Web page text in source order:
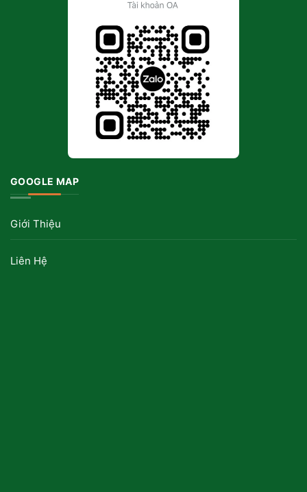
GOOGLE MAP
Giới Thiệu
Liên Hệ